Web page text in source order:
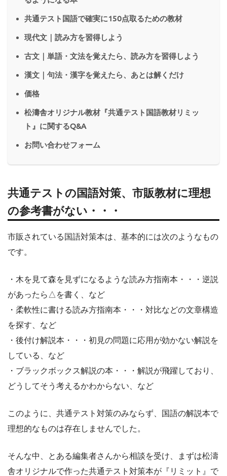
共通テスト国語で確実に150点取るための教材
現代文｜読み方を習得しよう
古文｜単語・文法を覚えたら、読み方を習得しよう
漢文｜句法・漢字を覚えたら、あとは解くだけ
価格
松濤舎オリジナル教材『共通テスト国語教材リミッ
ト』に関するQ&A
お問い合わせフォーム
共通テストの国語対策、市販教材に理想
の参考書がない・・・
市販されている国語対策本は、基本的には次のようなもの
です。
・木を見て森を見ずになるような読み方指南本・・・逆説
があったら△を書く、など
・柔軟性に書ける読み方指南本・・・対比などの文章構造
を探す、など
・後付け解説本・・・初見の問題に応用が効かない解説を
している、など
・ブラックボックス解説の本・・・解説が飛躍しており、
どうしてそう考えるかわからない、など
このように、共通テスト対策のみならず、国語の解説本で
理想的なものは存在しませんでした。
そんな中、とある編集者さんから相談を受け、まずは松濤
舎オリジナルで作った共通テスト対策本が『リミット』で